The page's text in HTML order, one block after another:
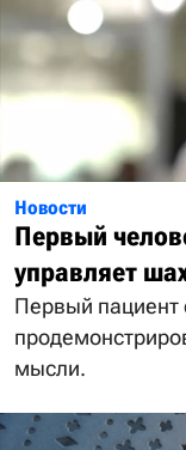
Новости
Первый
управляет
Первый пациент
мысли.